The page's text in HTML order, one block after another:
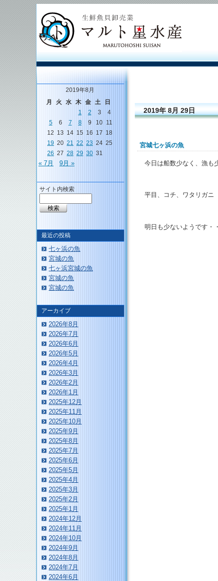
2019年 8月 29日
宮城七ヶ浜の魚
今日は船数少なく、漁も
平目、コチ、ワタリガニ
明日も少ないようです・
2019年8月
月
火 水 木 金 土
日
1
2 3
4
5
6 7 8 9 10 11
12 13 14 15 16 17 18
19 20 21 22 23 24 25
26 27 28 29 30 31
« 7月 9月 »
サイト内検索
最近の投稿
七ヶ浜の魚
宮城の魚
七ヶ浜宮城の魚
宮城の魚
宮城の魚
アーカイブ
2026年8月
2026年7月
2026年6月
2026年5月
2026年4月
2026年3月
2026年2月
2026年1月
2025年12月
2025年11月
2025年10月
2025年9月
2025年8月
2025年7月
2025年6月
2025年5月
2025年4月
2025年3月
2025年2月
2025年1月
2024年12月
2024年11月
2024年10月
2024年9月
2024年8月
2024年7月
2024年6月